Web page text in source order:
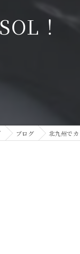
！
ブログ 北九州で